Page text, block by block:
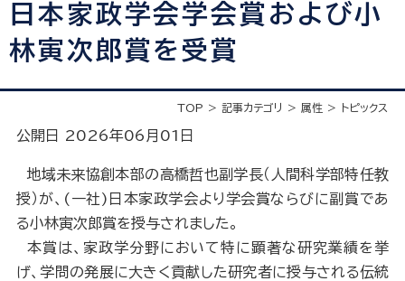
日本家政学会学会賞および小
林寅次郎賞を受賞
TOP 記事カテゴリ 属性 トピックス
公開日 2026年06月01日
地域未来協創本部の高橋哲也副学長（人間科学部特任教
授）が、(一社)日本家政学会より学会賞ならびに副賞であ
る小林寅次郎賞を授与されました。
本賞は、家政学分野において特に顕著な研究業績を挙
げ、学問の発展に大きく貢献した研究者に授与される伝統